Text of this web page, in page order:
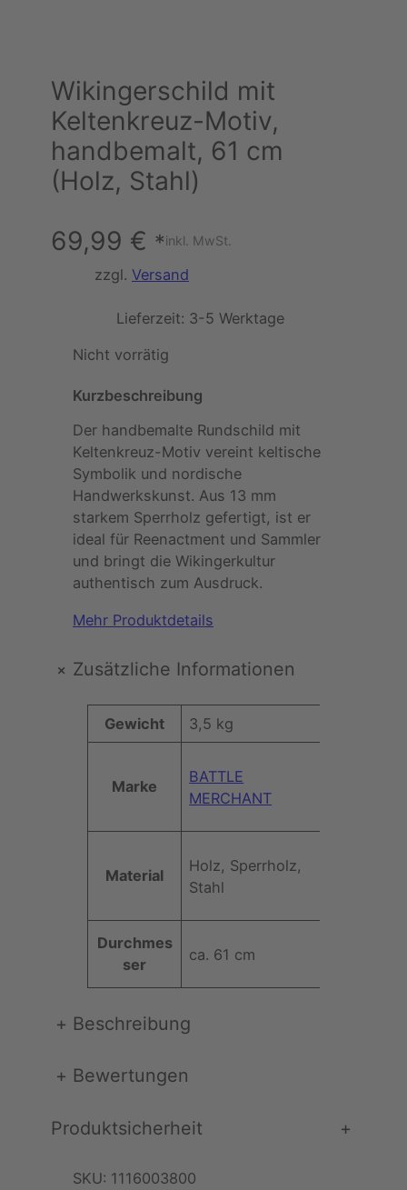
Wikingerschild mit
Keltenkreuz-Motiv,
handbemalt, 61 cm
(Holz, Stahl)
69,99 € *inkl. MwSt.
zzgl. Versand
Lieferzeit: 3-5 Werktage
Nicht vorrätig
Kurzbeschreibung
Der handbemalte Rundschild mit
Keltenkreuz-Motiv vereint keltische
Symbolik und nordische
Handwerkskunst. Aus 13 mm
starkem Sperrholz gefertigt, ist er
ideal für Reenactment und Sammler
und bringt die Wikingerkultur
authentisch zum Ausdruck.
Mehr Produktdetails
+Zusätzliche Informationen
A
t
u
W
Gewicht 3,5 kg
Marke
BATTLE
MERCHANT
Material
Holz, Sperrholz,
Stahl
Durchmes
ser
ca. 61 cm
+ Beschreibung
+ Bewertungen
Produktsicherheit +
SKU: 1116003800